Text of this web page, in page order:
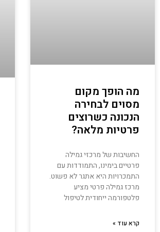
מה הופך מקום
מסוים לבחירה
הנכונה כשרוצים
פרטיות מלאה?
החשיבות של מרכזי גמילה
פרטיים בימינו, התמודדות עם
התמכרויות היא אתגר לא פשוט.
מרכז גמילה פרטי מציע
פלטפורמה ייחודית לטיפול
קרא עוד »